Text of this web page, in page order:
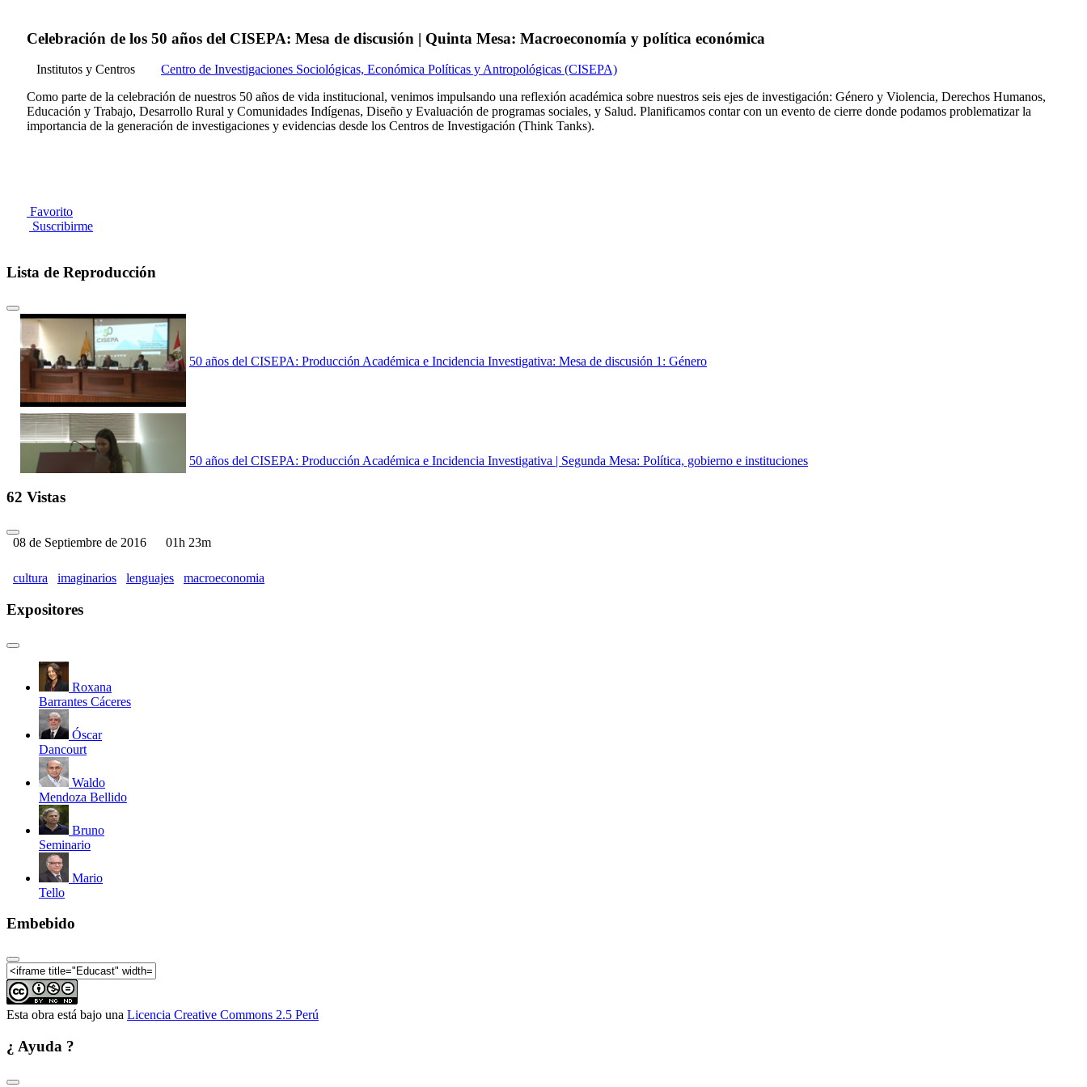
Celebración de los 50 años del CISEPA: Mesa de discusión | Quinta Mesa: Macroeconomía y política económica
Institutos y Centros
Centro de Investigaciones Sociológicas, Económica Políticas y Antropológicas (CISEPA)
Como parte de la celebración de nuestros 50 años de vida institucional, venimos impulsando una reflexión académica sobre nuestros seis ejes de investigación: Género y Violencia, Derechos Humanos,
Educación y Trabajo, Desarrollo Rural y Comunidades Indígenas, Diseño y Evaluación de programas sociales, y Salud. Planificamos contar con un evento de cierre donde podamos problematizar la
importancia de la generación de investigaciones y evidencias desde los Centros de Investigación (Think Tanks).
Favorito
Suscribirme
Lista de Reproducción
50 años del CISEPA: Producción Académica e Incidencia Investigativa: Mesa de discusión 1: Género
50 años del CISEPA: Producción Académica e Incidencia Investigativa | Segunda Mesa: Política, gobierno e instituciones
62 Vistas
08 de Septiembre de 2016 01h 23m
cultura imaginarios lenguajes macroeconomia
Expositores
Roxana
Barrantes Cáceres
Óscar
Dancourt
Waldo
Mendoza Bellido
Bruno
Seminario
Mario
Tello
Embebido
Esta obra está bajo una Licencia Creative Commons 2.5 Perú
¿ Ayuda ?